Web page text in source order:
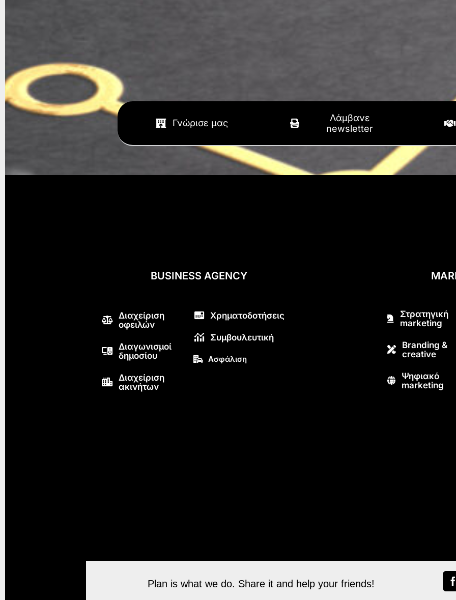
Γνώρισε μας
Λάμβανε
newsletter
BUSINESS AGENCY
Διαχείριση
οφειλών
Διαγωνισμοί
δημοσίου
Διαχείριση
ακινήτων
Χρηματοδοτήσεις
Συμβουλευτική
Ασφάλιση
Στρατηγική
marketing
Branding &
creative
Ψηφιακό
marketing
Plan is what we do. Share it and help your friends!